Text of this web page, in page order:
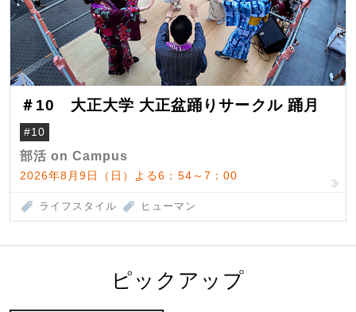
＃10 大正大学 大正盆踊りサークル 踊月
#10
部活 on Campus
2026年8月9日（日）よる6：54～7：00
ライフスタイル ヒューマン
ピックアップ